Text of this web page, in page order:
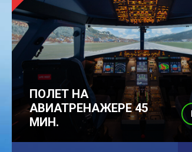
ПОЛЕТ НА
АВИАТРЕНАЖЕРЕ 45
МИН.